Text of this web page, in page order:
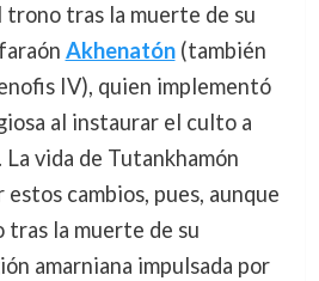
trono tras la muerte de su
Akhenatón(también
IV), quien implementó
al instaurar el culto a
vida de Tutankhamón
cambios, pues, aunque
tras la muerte de su
amarniana impulsada por